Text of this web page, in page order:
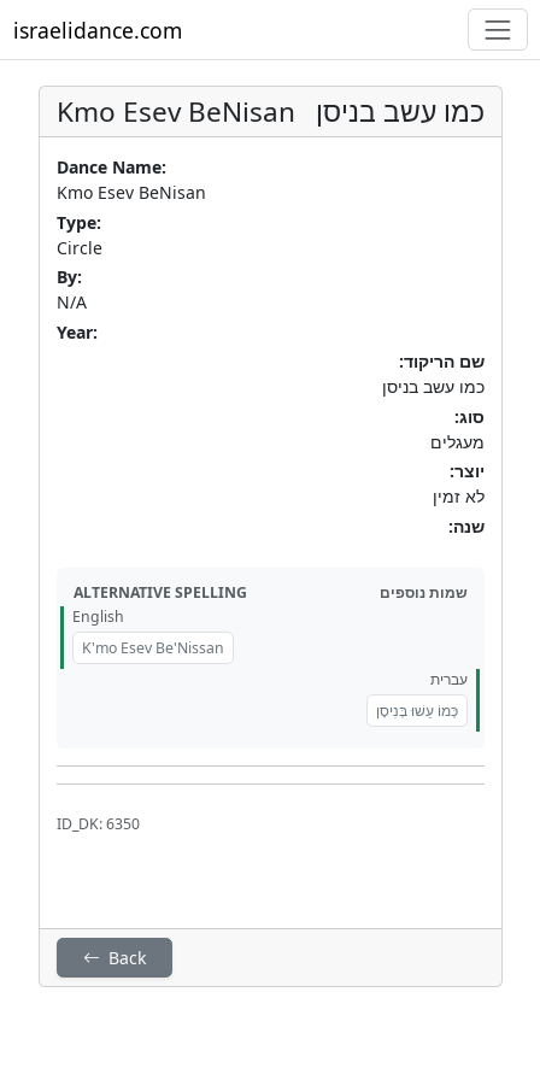
israelidance.com
Kmo Esev BeNisan כמו עשב בניסן
Dance Name:
Kmo Esev BeNisan
Type:
Circle
By:
N/A
Year:
שם הריקוד:
כמו עשב בניסן
סוג:
מעגלים
יוצר:
לא זמין
שנה:
ALTERNATIVE SPELLING
שמות נוספים
English
K'mo Esev Be'Nissan
עברית
כְּמוֹ עֵשׁוּ בְּנִיסָן
ID_DK: 6350
Back